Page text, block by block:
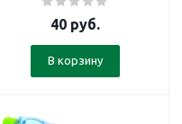
40 руб.
В корзину